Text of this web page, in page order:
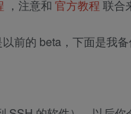
，注意和 官方教程 联合
前的 beta，下面是我备